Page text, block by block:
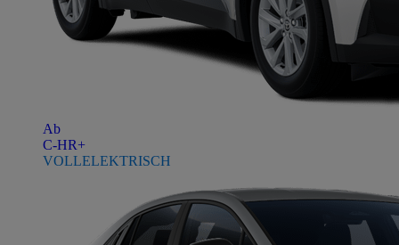
Ab
C-HR+
VOLLELEKTRISCH